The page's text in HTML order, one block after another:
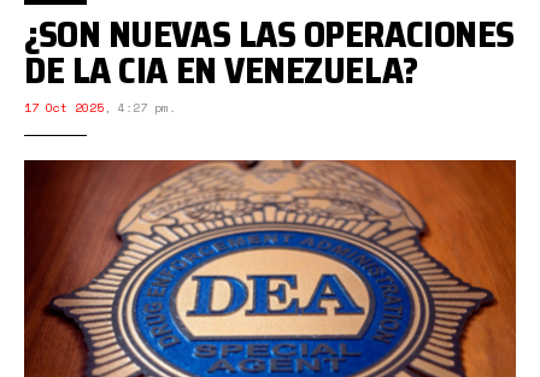
¿SON NUEVAS LAS OPERACIONES
DE LA CIA EN VENEZUELA?
17 Oct 2025, 4:27 pm.